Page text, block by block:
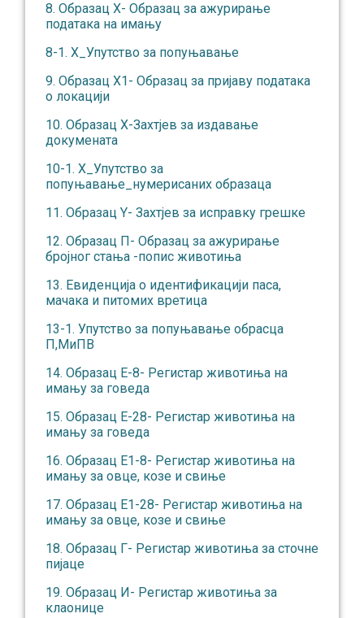
8. Образац Х- Образац за ажурирање
података на имању
8-1. Х_Упутство за попуњавање
9. Образац Х1- Образац за пријаву података
о локацији
10. Образац X-Захтјев за издавање
докумената
10-1. X_Упутство за
попуњавање_нумерисаних образаца
11. Образац Y- Захтјев за исправку грешке
12. Образац П- Образац за ажурирање
бројног стања -попис животиња
13. Евиденција о идентификацији паса,
мачака и питомих вретица
13-1. Упутство за попуњавање обрасца
П,МиПВ
14. Образац Е-8- Регистар животиња на
имању за говеда
15. Образац Е-28- Регистар животиња на
имању за говеда
16. Образац Е1-8- Регистар животиња на
имању за овце, козе и свиње
17. Образац Е1-28- Регистар животиња на
имању за овце, козе и свиње
18. Образац Г- Регистар животиња за сточне
пијаце
19. Образац И- Регистар животиња за
клаонице